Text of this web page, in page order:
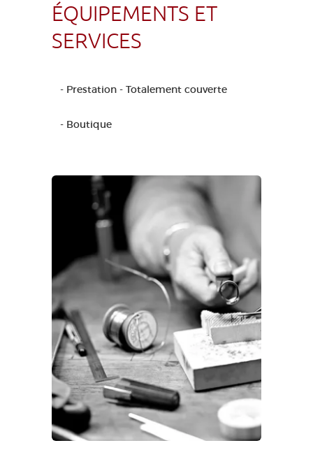
ÉQUIPEMENTS ET
SERVICES
- Prestation - Totalement couverte
- Boutique